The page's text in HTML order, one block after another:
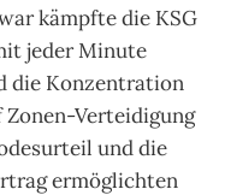
kämpfte die KSG
jeder Minute
die Konzentration
Zonen-Verteidigung
und die
ermöglichten